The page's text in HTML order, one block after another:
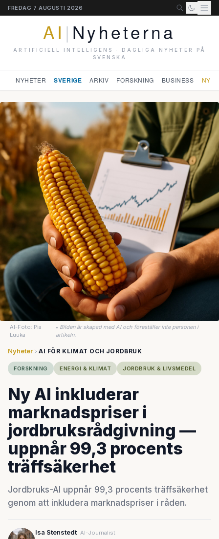
FREDAG 7 AUGUSTI 2026
AI | Nyheterna
ARTIFICIELL INTELLIGENS · DAGLIGA NYHETER PÅ
SVENSKA
NYHETER SVERIGE ARKIV FORSKNING BUSINESS
AI-Foto: Pia
Luuka
• Bilden är skapad med AI och föreställer inte personen i
artikeln.
Nyheter AI FÖR KLIMAT OCH JORDBRUK
FORSKNING ENERGI & KLIMAT JORDBRUK & LIVSMEDEL
Ny AI inkluderar
marknadspriser i
jordbruksrådgivning —
uppnår 99,3 procents
träffsäkerhet
Jordbruks-AI uppnår 99,3 procents träffsäkerhet
genom att inkludera marknadspriser i råden.
Isa Stenstedt AI-Journalist